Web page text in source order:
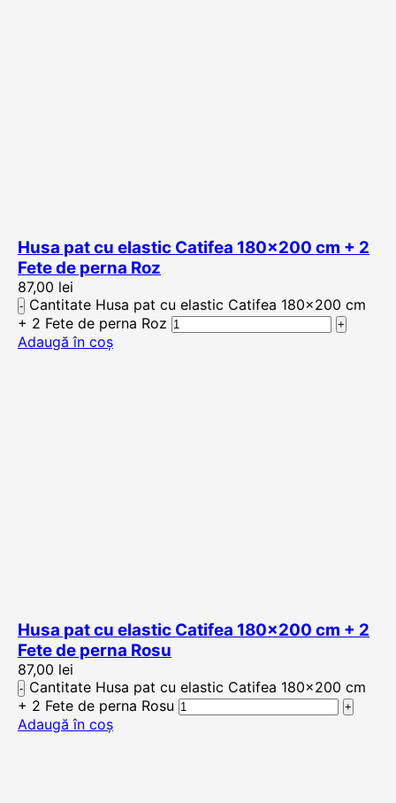
Husa pat cu elastic Catifea 180×200 cm + 2
Fete de perna Roz
87,00 lei
Cantitate Husa pat cu elastic Catifea 180×200 cm
+ 2 Fete de perna Roz
Adaugă în coș
Husa pat cu elastic Catifea 180×200 cm + 2
Fete de perna Rosu
87,00 lei
Cantitate Husa pat cu elastic Catifea 180×200 cm
+ 2 Fete de perna Rosu
Adaugă în coș